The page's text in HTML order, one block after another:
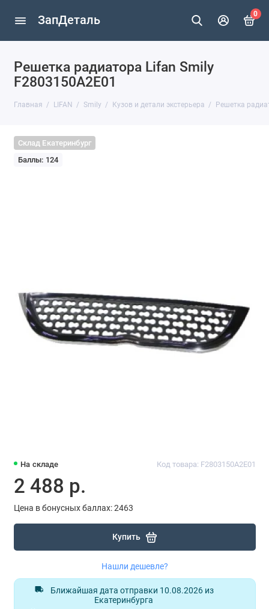
ЗапДеталь 0
Решетка радиатора Lifan Smily
F2803150A2E01
Главная LIFAN Smily Кузов и детали экстерьера Решетка
Склад Екатеринбург
Баллы: 124
На складе Код товара: F2803150A2E01
2 488 р.
Цена в бонусных баллах: 2463
Купить
Нашли дешевле?
Ближайшая дата отправки 10.08.2026 из
Екатеринбурга